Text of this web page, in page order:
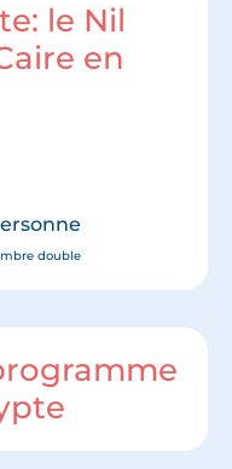
le Nil
en
double